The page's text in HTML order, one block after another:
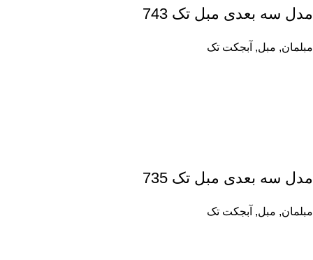
مدل سه بعدی مبل تک 743
مبلمان, مبل, آبجکت تک
مدل سه بعدی مبل تک 735
مبلمان, مبل, آبجکت تک